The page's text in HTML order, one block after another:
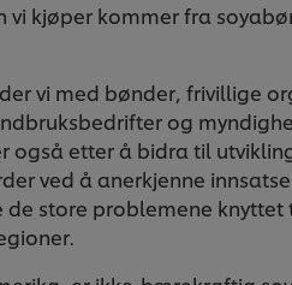
vi kjøper kommer fra
vi med bønder, frivillige
og
også etter å bidra til
ved å anerkjenne
store problemene knyttet